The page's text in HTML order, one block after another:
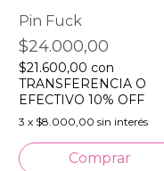
Pin Fuck
$24.000,00
$21.600,00 con
TRANSFERENCIA O
EFECTIVO 10% OFF
3 x $8.000,00 sin interés